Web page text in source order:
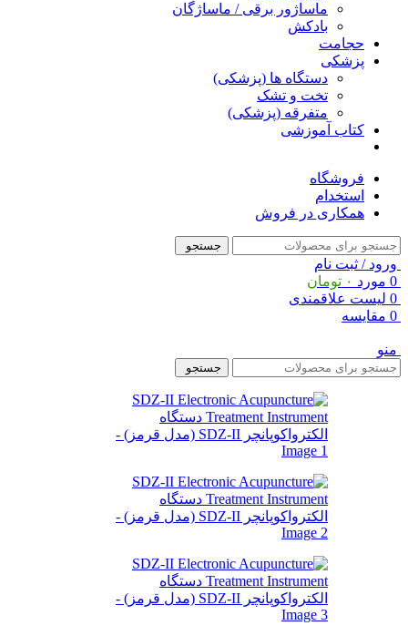
ماساژور برقی / ماساژگان
بادکش
حجامت
پزشکی
دستگاه ها (پزشکی)
تخت و تشک
متفرقه (پزشکی)
کتاب آموزشی
فروشگاه
استخدام
همکاری در فروش
جستجو
ورود / ثبت نام
0 مورد ۰ تومان
0 لیست علاقمندی
0 مقایسه
منو
جستجو